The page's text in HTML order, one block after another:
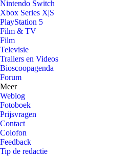
Nintendo Switch
Xbox Series X|S
PlayStation 5
Film & TV
Film
Televisie
Trailers en Videos
Bioscoopagenda
Forum
Meer
Weblog
Fotoboek
Prijsvragen
Contact
Colofon
Feedback
Tip de redactie